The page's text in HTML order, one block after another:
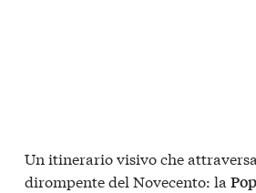
Un itinerario visivo che
dirompente del Novecento: la